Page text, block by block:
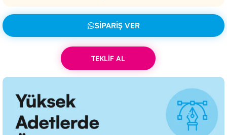
SIPARIŞ VER
TEKLİF AL